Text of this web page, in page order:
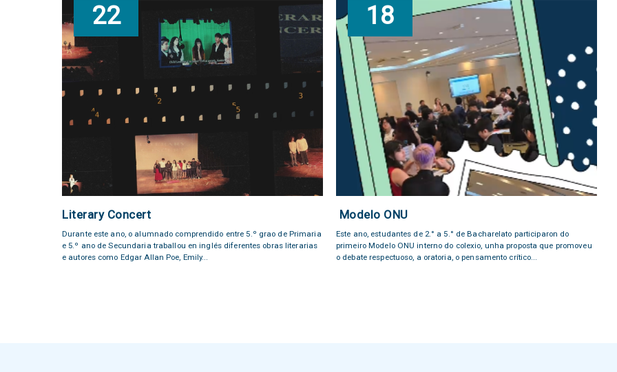
22
Literary Concert
Durante este ano, o alumnado comprendido entre 5.º grao de Primaria
e 5.º ano de Secundaria traballou en inglés diferentes obras literarias
e autores como Edgar Allan Poe, Emily...
18
Modelo ONU
Este ano, estudantes de 2.° a 5.° de Bacharelato participaron do
primeiro Modelo ONU interno do colexio, unha proposta que promoveu
o debate respectuoso, a oratoria, o pensamento crítico...